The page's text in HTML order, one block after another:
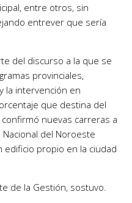
entre otros, sin
entrever que sería
del discurso a la que se
provinciales,
la intervención en
que destina del
nuevas carreras a
del Noroeste
edificio propio en la ciudad
de la Gestión, sostuvo.